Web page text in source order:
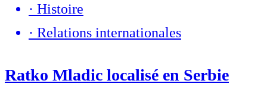
· Histoire
· Relations internationales
Ratko Mladic localisé en Serbie